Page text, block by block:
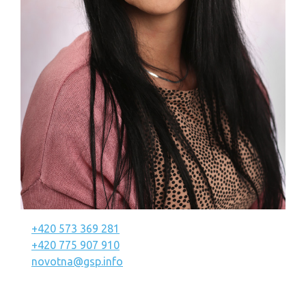
+420 573 369 281
+420 775 907 910
novotna@gsp.info